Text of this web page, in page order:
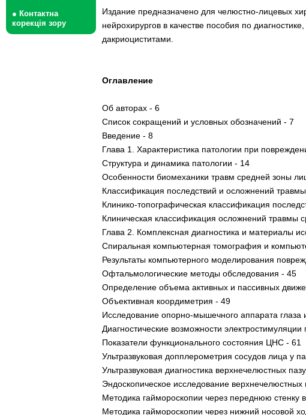
● Контактна
корекція зору
Издание предназначено для челюстно-лицевых
нейрохирургов в качестве пособия по
дакриоциститами.
Оглавление
Об авторах - 6
Список сокращений и условных обозначений - 7
Введение - 8
Глава 1. Характеристика патологии при
Структура и динамика патологии - 14
Особенности биомеханики травм средней зоны
Классификация последствий и осложнений
Клинико-топографическая классификация
Клиническая классификация осложнений
Глава 2. Комплексная диагностика и материалы
Спиральная компьютерная томография и
Результаты компьютерного моделирования
Офтальмологические методы обследования - 45
Определение объема активных и пассивных
Объективная коордиметрия - 49
Исследование опорно-мышечного аппарата
Диагностические возможности
Показатели функционального состояния ЦНС - 61
Ультразвуковая допплерометрия сосудов лица у
Ультразвуковая диагностика верхнечелюстных
Эндоскопическое исследование верхнечелюстных
Методика гаймороскопии через переднюю стенку
Методика гаймороскопии через нижний носовой